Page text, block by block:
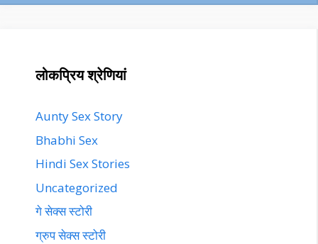
लोकप्रिय श्रेणियां
Aunty Sex Story
Bhabhi Sex
Hindi Sex Stories
Uncategorized
गे सेक्स स्टोरी
ग्रुप सेक्स स्टोरी